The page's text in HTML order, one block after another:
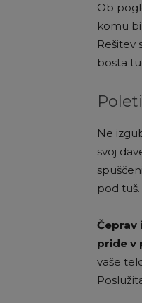
Ob
komu
Rešitev
bosta
Ne
svoj
pod tuš.
Čeprav
pride v
vaše